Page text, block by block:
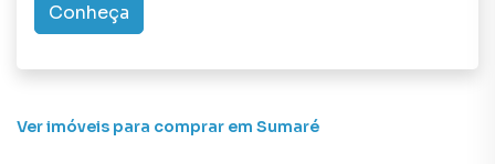
Conheça
Ver imóveis para comprar em Sumaré